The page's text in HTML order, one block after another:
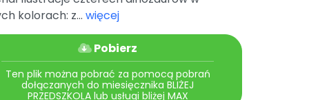
kolorach: z... więcej
Pobierz
Ten plik można pobrać za pomocą pobrań
dołączanych do miesięcznika BLIŻEJ
PRZEDSZKOLA lub usługi bliżej MAX